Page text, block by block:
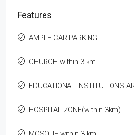
Features
AMPLE CAR PARKING
CHURCH within 3 km
EDUCATIONAL INSTITUTIONS
HOSPITAL ZONE(within 3km)